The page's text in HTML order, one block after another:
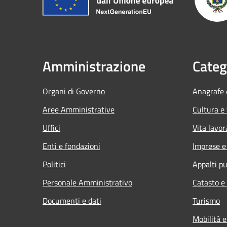
Amministrazione
Organi di Governo
Aree Amministrative
Uffici
Enti e fondazioni
Politici
Personale Amministrativo
Documenti e dati
Cultura
Vita
Imprese
Appalti
Catasto
Turismo
Mobilità